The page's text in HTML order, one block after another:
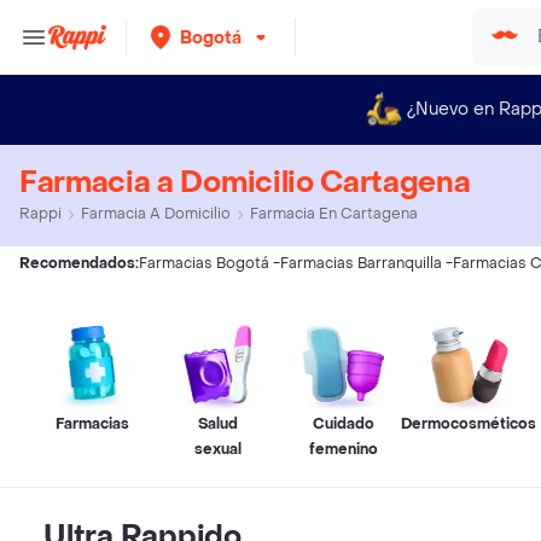
Bogotá
¿Nuevo en
Farmacia a Domicilio Cartagena
Rappi Farmacia A Domicilio Farmacia En Cartagena
Recomendados:Farmacias Bogotá -Farmacias Barranquilla -Farmacias
Farmacias
Salud
sexual
Cuidado
femenino
Dermocosméticos